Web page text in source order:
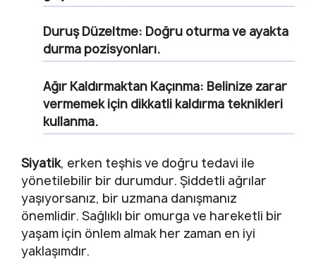
Duruş Düzeltme: Doğru oturma ve ayakta
durma pozisyonları.
Ağır Kaldırmaktan Kaçınma: Belinize zarar
vermemek için dikkatli kaldırma teknikleri
kullanma.
Siyatik, erken teşhis ve doğru tedavi ile
yönetilebilir bir durumdur. Şiddetli ağrılar
yaşıyorsanız, bir uzmana danışmanız
önemlidir. Sağlıklı bir omurga ve hareketli bir
yaşam için önlem almak her zaman en iyi
yaklaşımdır.